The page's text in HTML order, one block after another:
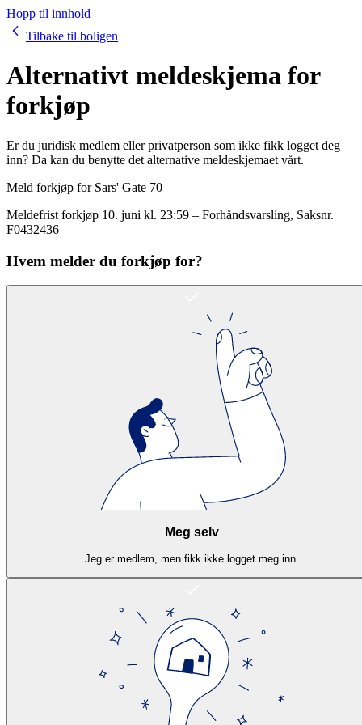
Hopp til innhold
Tilbake til boligen
Alternativt meldeskjema for
forkjøp
Er du juridisk medlem eller privatperson som ikke fikk logget deg
inn? Da kan du benytte det alternative meldeskjemaet vårt.
Meld forkjøp for Sars' Gate 70
Meldefrist forkjøp 10. juni kl. 23:59 – Forhåndsvarsling, Saksnr.
F0432436
Hvem melder du forkjøp for?
Meg selv
Jeg er medlem, men fikk ikke logget meg inn.